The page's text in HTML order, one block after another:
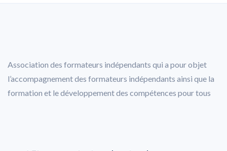
Association des formateurs indépendants qui a pour objet
l’accompagnement des formateurs indépendants ainsi que la
formation et le développement des compétences pour tous